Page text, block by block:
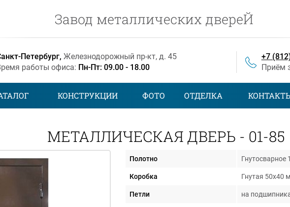
Завод металлических двереЙ
Петербург, Железнодорожный пр-кт, д. 45
работы офиса: Пн-Пт: 09.00 - 18.00
+7
Приём
КОНСТРУКЦИИ ФОТО ОТДЕЛКА
МЕТАЛЛИЧЕСКАЯ ДВЕРЬ - 01-85
Полотно Гнутосварное
Коробка Гнутая 50х40
Петли на